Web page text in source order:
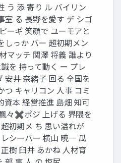
う 添 寄り ル バイリン
室 る 長野を愛す デ シゴ
ーギ 笑顔で ユーモアと
しっか バー 超初期メン
マッチ 関澤 将義 誰より
を 持って動く ー プレ
安井 奈緒子 回る 全国を
つ キャリコン 人事 コミ
資本 経営推進 島畑 知可
々✖ポジ 上げる 界隈を
初期メ ち 思い溢れが
シーバー 横山 暁一 瓜
樹 臼井 あかね 人材育